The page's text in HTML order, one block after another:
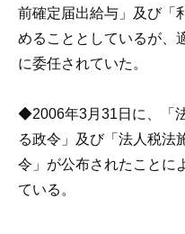
前確定届出給与」及び「
めることとしているが、
に委任されていた。
◆2006年3月31日に、「
る政令」及び「法人税法
令」が公布されたことに
ている。